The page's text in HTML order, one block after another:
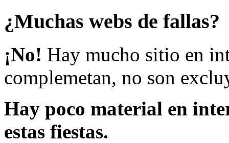
¿Muchas webs de fallas?
¡No! Hay mucho sitio en
complemetan, no son
Hay poco material en
estas fiestas.